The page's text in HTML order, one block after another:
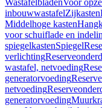
WastafelbladenVoor
inbouwwastafelZijkasten
Middelhoge kasten
voor schuiflade en
spiegelkastenSpiegel
verlichting
wastafel, netvoeding
generatorvoeding
netvoeding
generatorvoeding